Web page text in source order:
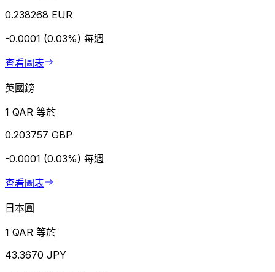
0.238268 EUR
-0.0001 (0.03%) 每週
查看圖表
英國鎊
1 QAR 等於
0.203757 GBP
-0.0001 (0.03%) 每週
查看圖表
日本圓
1 QAR 等於
43.3670 JPY